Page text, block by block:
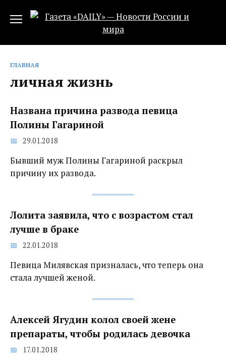
ГЛАВНАЯ
личная жизнь
Названа причина развода певица
Полины Гагариной
29.01.2018
Бывший муж Полины Гагариной раскрыл
причину их развода.
Лолита заявила, что с возрастом стал
лучше в браке
22.01.2018
Певица Милявская призналась, что теперь она
стала лучшей женой.
Алексей Ягудин колол своей жене
препараты, чтобы родилась девочка
17.01.2018